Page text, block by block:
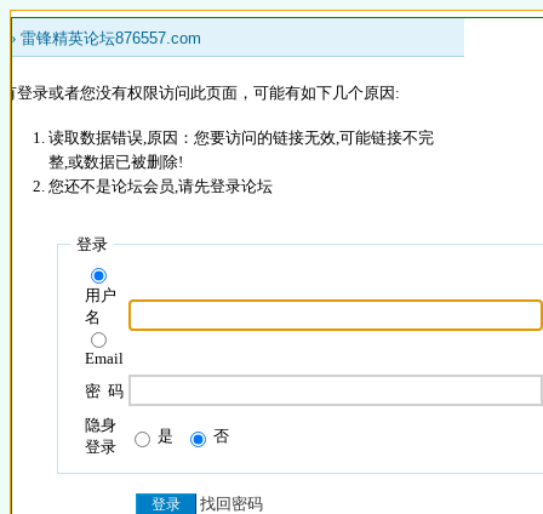
» 雷锋精英论坛876557.com
登录或者您没有权限访问此页面，可能有如下几个原因:
读取数据错误,原因：您要访问的链接无效,可能链接不完
整,或数据已被删除!
您还不是论坛会员,请先登录论坛
登录
用户
名
Email
密 码
隐身
登录
是 否
找回密码